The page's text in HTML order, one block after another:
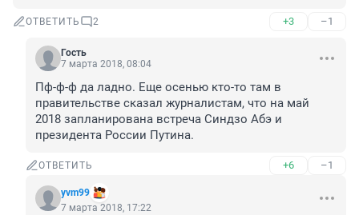
ОТВЕТИТЬ 2 +3 –1
Гость
7 марта 2018, 08:04
Пф-ф-ф да ладно. Еще осенью кто-то там в
правительстве сказал журналистам, что на май
2018 запланирована встреча Синдзо Абэ и
президента России Путина.
ОТВЕТИТЬ +6 –1
yvm99
7 марта 2018, 17:22